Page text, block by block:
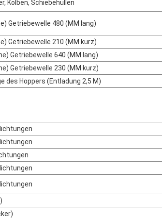
Kolben, Schiebehüllen
Getriebewelle 480 (MM lang)
Getriebewelle 210 (MM kurz)
Getriebewelle 640 (MM lang)
Getriebewelle 230 (MM kurz)
des Hoppers (Entladung 2,5 M)